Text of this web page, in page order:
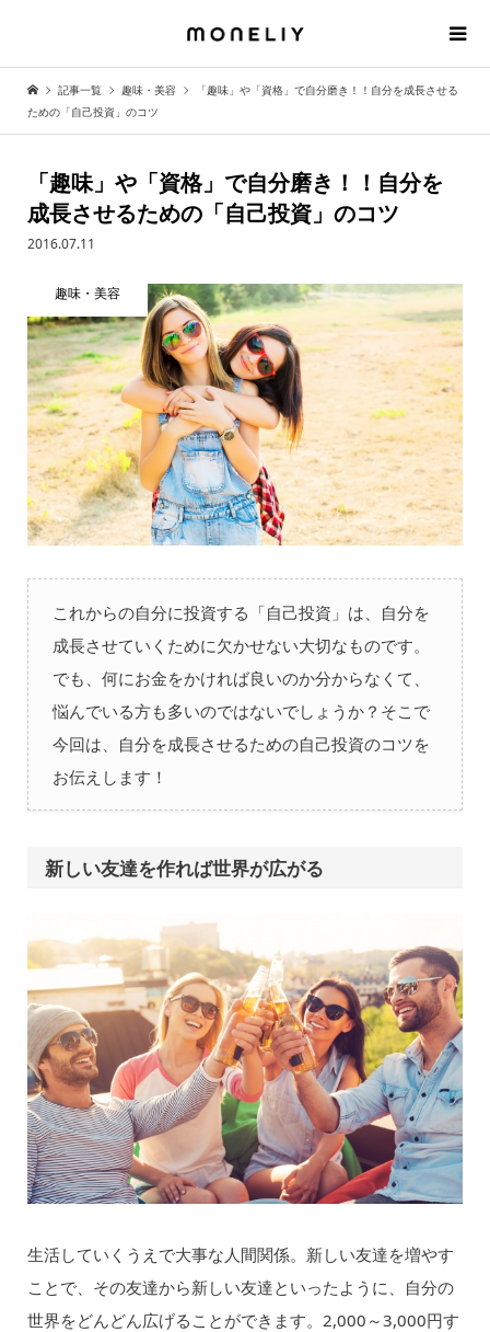
記事一覧 趣味・美容
「趣味」や「資格」で自分磨き！！自分を成長させる
ための「自己投資」のコツ
「趣味」や「資格」で自分磨き！！自分を
成長させるための「自己投資」のコツ
2016.07.11
趣味・美容
これからの自分に投資する「自己投資」は、自分を
成長させていくために欠かせない大切なものです。
でも、何にお金をかければ良いのか分からなくて、
悩んでいる方も多いのではないでしょうか？そこで
今回は、自分を成長させるための自己投資のコツを
お伝えします！
新しい友達を作れば世界が広がる
生活していくうえで大事な人間関係。新しい友達を増やす
ことで、その友達から新しい友達といったように、自分の
世界をどんどん広げることができます。2,000～3,000円す